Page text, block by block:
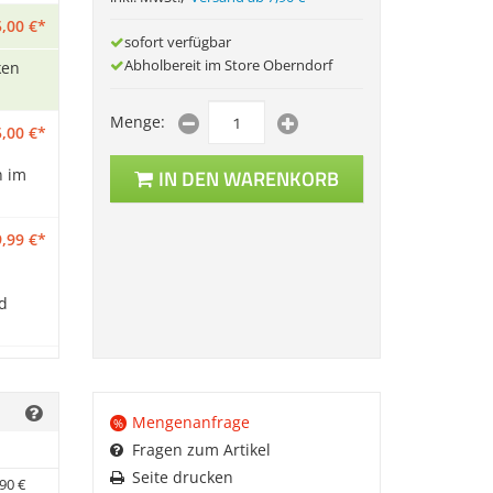
00 €*
00 €*
im
99 €*
€
sofort verfügbar
Abholbereit im Store Oberndorf
Menge:
IN DEN WARENKORB
%
Mengenanfrage
Fragen zum Artikel
Seite drucken